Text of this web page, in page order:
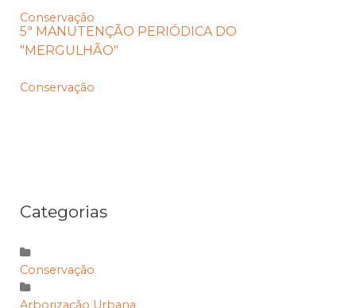
Conservação
5ª MANUTENÇÃO PERIÓDICA DO
"MERGULHÃO"
Conservação
Categorias
Conservação
Arborização Urbana